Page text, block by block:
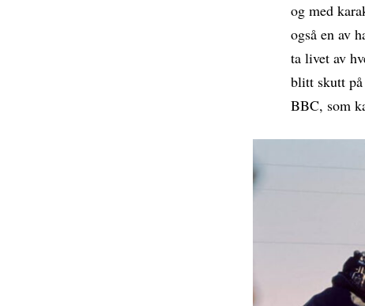
og med
også en av
ta livet av
blitt skutt
BBC, som